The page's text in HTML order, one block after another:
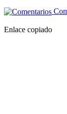
Enlace copiado